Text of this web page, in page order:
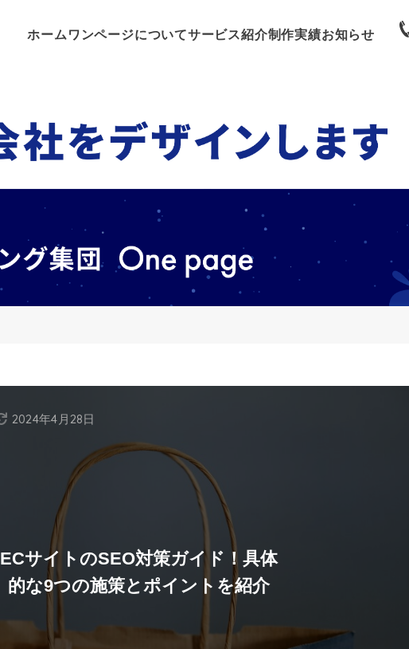
ホーム ワンページについてサービス紹介制作実績お知らせ
ECサイトのSEO対策ガイド！具体
的な9つの施策とポイントを紹介
2024年4月28日